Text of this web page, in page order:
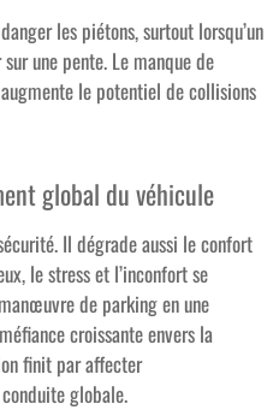
les piétons, surtout lorsqu’un
une pente. Le manque de
le potentiel de collisions
global du véhicule
Il dégrade aussi le confort
le stress et l’inconfort se
de parking en une
croissante envers la
finit par affecter
globale.